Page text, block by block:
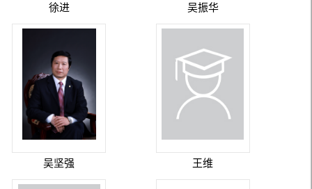
徐进 吴振华
吴坚强 王维